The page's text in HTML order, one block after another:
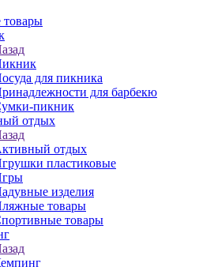
товары
для пикника
для барбекю
пикник
отдых
отдых
пластиковые
изделия
товары
товары